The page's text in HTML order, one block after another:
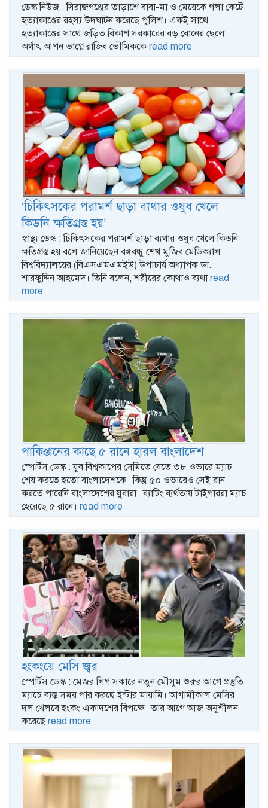
ডেস্ক নিউজ : সিরাজগঞ্জের তাড়াশে বাবা-মা ও মেয়েকে গলা কেটে
হত্যাকাণ্ডের রহস্য উদঘাটন করেছে পুলিশ। একই সাথে
হত্যাকাণ্ডের সাথে জড়িত বিকাশ সরকারের বড় বোনের ছেলে
অর্থাৎ আপন ভাগ্নে রাজিব ভৌমিককেread more
‘চিকিৎসকের পরামর্শ ছাড়া ব্যথার ওষুধ খেলে
কিডনি ক্ষতিগ্রস্ত হয়’
স্বাস্থ্য ডেস্ক : চিকিৎসকের পরামর্শ ছাড়া ব্যথার ওষুধ খেলে কিডনি
ক্ষতিগ্রস্ত হয় বলে জানিয়েছেন বঙ্গবন্ধু শেখ মুজিব মেডিক্যাল
বিশ্ববিদ্যালয়ের (বিএসএমএমইউ) উপাচার্য অধ্যাপক ডা.
শারফুদ্দিন আহমেদ। তিনি বলেন, শরীরের কোথাও ব্যথাread
more
পাকিস্তানের কাছে ৫ রানে হারল বাংলাদেশ
স্পোর্টস ডেস্ক : যুব বিশ্বকাপের সেমিতে যেতে ৩৮ ওভারে ম্যাচ
শেষ করতে হতো বাংলাদেশকে। কিন্তু ৫০ ওভারেও সেই রান
করতে পারেনি বাংলাদেশের যুবারা। ব্যাটিং ব্যর্থতায় টাইগাররা ম্যাচ
হেরেছে ৫ রানে। read more
হংকংয়ে মেসি জ্বর
স্পোর্টস ডেস্ক : মেজর লিগ সকারে নতুন মৌসুম শুরুর আগে প্রস্তুতি
ম্যাচে ব্যস্ত সময় পার করছে ইন্টার মায়ামি। আগামীকাল মেসির
দল খেলবে হংকং একাদশের বিপক্ষে। তার আগে আজ অনুশীলন
করেছে read more